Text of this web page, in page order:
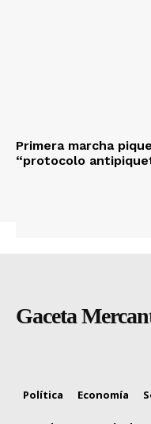
Primera marcha
“protocolo
Gaceta
Política Economía